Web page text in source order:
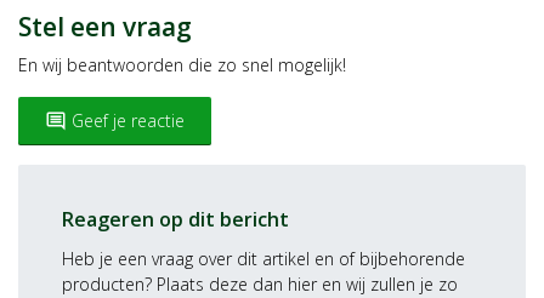
Stel een vraag
En wij beantwoorden die zo snel mogelijk!
insert_comment Geef je reactie
Reageren op dit bericht
Heb je een vraag over dit artikel en of bijbehorende
producten? Plaats deze dan hier en wij zullen je zo